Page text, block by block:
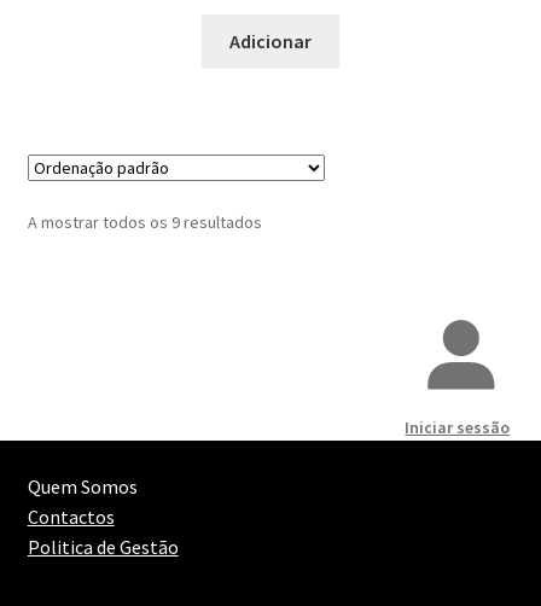
Adicionar
A mostrar todos os 9 resultados
Iniciar sessão
Quem Somos
Contactos
Politica de Gestão